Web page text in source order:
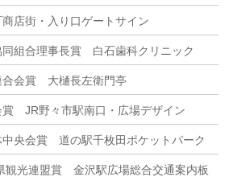
店街・入り口ゲートサイン
同組合理事長賞 白石歯科クリニック
合会賞 大樋長左衛門亭
賞 JR野々市駅南口・広場デザイン
中央会賞 道の駅千枚田ポケットパーク
観光連盟賞 金沢駅広場総合交通案内板